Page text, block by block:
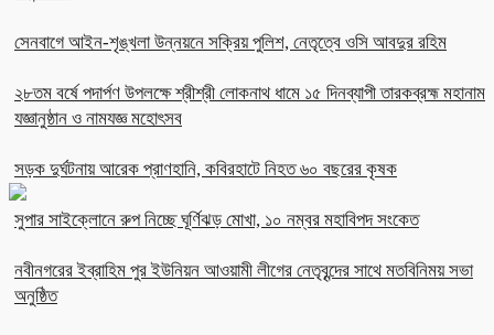
সেনবাগে আইন-শৃঙ্খলা উন্নয়নে সক্রিয় পুলিশ, নেতৃত্বে ওসি আবদুর রহিম
২৮তম বর্ষে পদার্পণ উপলক্ষে শ্রীশ্রী লোকনাথ ধামে ১৫ দিনব্যাপী তারকব্রহ্ম মহানাম
যজ্ঞানুষ্ঠান ও নামযজ্ঞ মহোৎসব
সড়ক দুর্ঘটনায় আরেক প্রাণহানি, কবিরহাটে নিহত ৬০ বছরের কৃষক
সুপার সাইক্লোনে রুপ নিচ্ছে ঘূর্ণিঝড় মোখা, ১০ নম্বর মহাবিপদ সংকেত
নবীনগরের ইব্রাহিম পুর ইউনিয়ন আওয়ামী লীগের নেতৃবৃন্দের সাথে মতবিনিময় সভা
অনুষ্ঠিত